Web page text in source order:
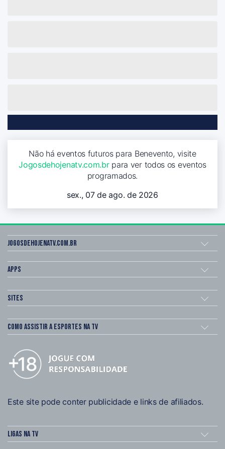
Não há eventos futuros para Benevento, visite
Jogosdehojenatv.com.brpara ver todos os eventos
programados.
sex., 07 de ago. de 2026
Jogosdehojenatv.com.br
Apps
Sites
Como assistir a esportes na TV
Este site pode conter publicidade e links de afiliados.
Ligas na TV